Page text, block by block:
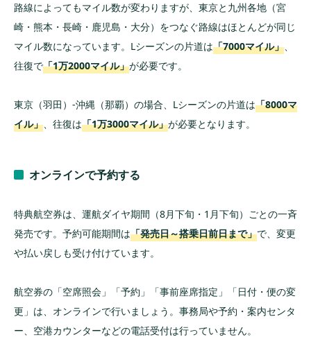
路線によってもマイル数が変わりますが、東京と九州各地（宮
崎・熊本・長崎・鹿児島・大分）をつなぐ路線はほとんどが同じ
マイル数になっています。Lシーズンの片道は「7000マイル」、
往復で「1万2000マイル」が必要です。
東京（羽田）-沖縄（那覇）の場合、Lシーズンの片道は「8000マ
イル」、往復は「1万3000マイル」が必要となります。
オンラインで予約する
特典航空券は、運航ダイヤ期間（8月下旬・1月下旬）ごとの一斉
発売です。予約可能期間は「発売日～搭乗日前日まで」で、変更
や払い戻しも受け付けています。
航空券の「空席照会」「予約」「事前座席指定」「日付・便の変
更」は、オンラインで行いましょう。事務局や予約・案内センタ
ー、空港カウンターなどの電話受付は行っていません。